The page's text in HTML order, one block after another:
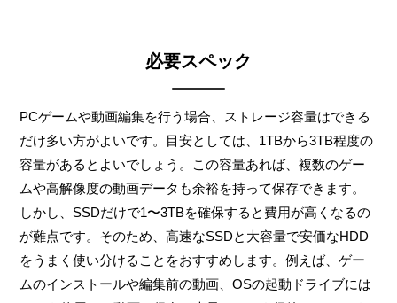
必要スペック
PCゲームや動画編集を行う場合、ストレージ容量はできる
だけ多い方がよいです。目安としては、1TBから3TB程度の
容量があるとよいでしょう。この容量あれば、複数のゲー
ムや高解像度の動画データも余裕を持って保存できます。
しかし、SSDだけで1〜3TBを確保すると費用が高くなるの
が難点です。そのため、高速なSSDと大容量で安価なHDD
をうまく使い分けることをおすすめします。例えば、ゲー
ムのインストールや編集前の動画、OSの起動ドライブには